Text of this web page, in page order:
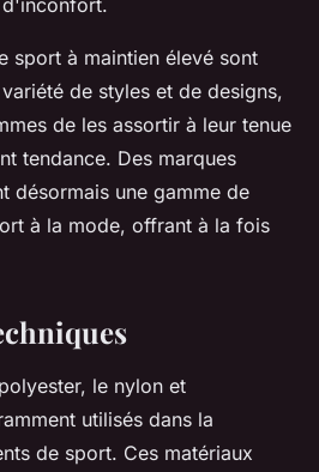
sport à maintien élevé sont
de styles et de designs,
de les assortir à leur tenue
tendance. Des marques
désormais une gamme de
à la mode, offrant à la fois
le nylon et
utilisés dans la
de sport. Ces matériaux